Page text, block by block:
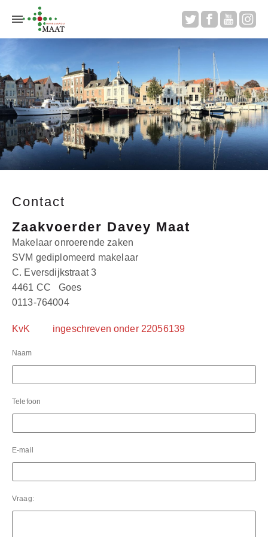
Aanbod
Aankoop
Te koop gevraagd
Overige diensten
Over ons
Contact
Contact
Zaakvoerder Davey Maat
Makelaar onroerende zaken
SVM gediplomeerd makelaar
C. Eversdijkstraat 3
4461 CC Goes
0113-764004
KvK ingeschreven onder 22056139
Naam
Telefoon
E-mail
Vraag: